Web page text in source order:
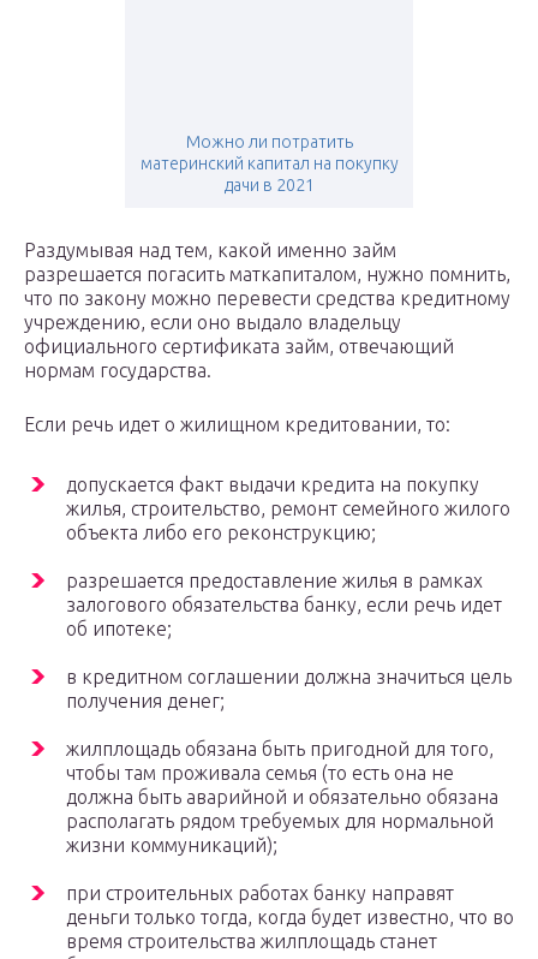
Можно ли потратить
материнский капитал на покупку
дачи в 2021
Раздумывая над тем, какой именно займ
разрешается погасить маткапиталом, нужно помнить,
что по закону можно перевести средства кредитному
учреждению, если оно выдало владельцу
официального сертификата займ, отвечающий
нормам государства.
Если речь идет о жилищном кредитовании, то:
допускается факт выдачи кредита на покупку
жилья, строительство, ремонт семейного жилого
объекта либо его реконструкцию;
разрешается предоставление жилья в рамках
залогового обязательства банку, если речь идет
об ипотеке;
в кредитном соглашении должна значиться цель
получения денег;
жилплощадь обязана быть пригодной для того,
чтобы там проживала семья (то есть она не
должна быть аварийной и обязательно обязана
располагать рядом требуемых для нормальной
жизни коммуникаций);
при строительных работах банку направят
деньги только тогда, когда будет известно, что во
время строительства жилплощадь станет